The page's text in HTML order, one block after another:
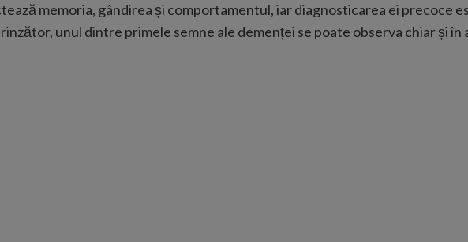
memoria, gândirea și comportamentul, iar diagnosticarea ei precoce
unul dintre primele semne ale demenței se poate observa chiar și